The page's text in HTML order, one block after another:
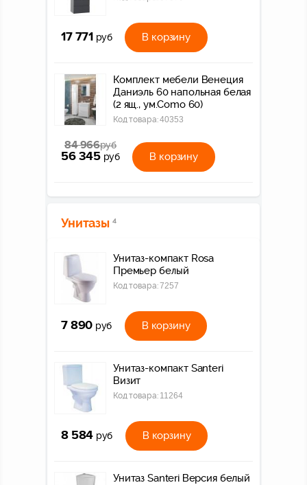
17 771 руб В корзину
Комплект мебели Венеция
Даниэль 60 напольная белая
(2 ящ., ум.Como 60)
Код товара:40353
84 966руб
56 345 руб В корзину
Унитазы 4
Унитаз-компакт Rosa
Премьер белый
Код товара:7257
7 890 руб В корзину
Унитаз-компакт Santeri
Визит
Код товара: 11264
8 584 руб В корзину
Унитаз Santeri Версия белый